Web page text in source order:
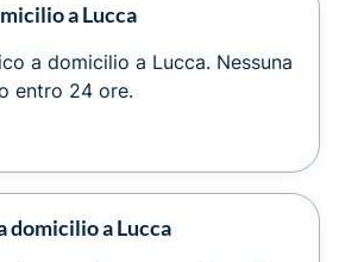
a Lucca
a domicilio a Lucca. Nessuna
entro 24 ore.
domicilio a Lucca